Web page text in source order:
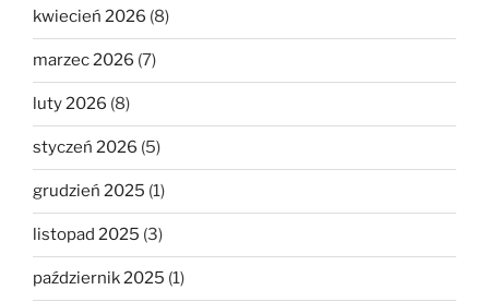
kwiecień 2026 (8)
marzec 2026 (7)
luty 2026 (8)
styczeń 2026 (5)
grudzień 2025 (1)
listopad 2025 (3)
październik 2025 (1)